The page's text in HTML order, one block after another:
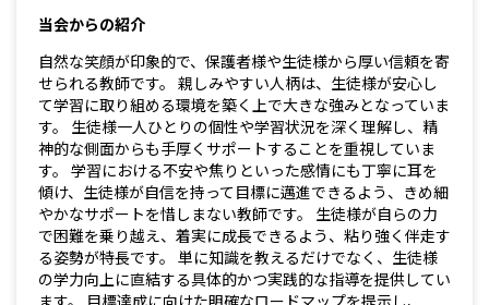
当会からの紹介
自然な笑顔が印象的で、保護者様や生徒様から厚い信頼を寄
せられる教師です。 親しみやすい人柄は、生徒様が安心し
て学習に取り組める環境を築く上で大きな強みとなっていま
す。 生徒様一人ひとりの個性や学習状況を深く理解し、精
神的な側面からも手厚くサポートすることを重視していま
す。 学習における不安や焦りといった感情にも丁寧に耳を
傾け、生徒様が自信を持って目標に邁進できるよう、きめ細
やかなサポートを惜しまない教師です。 生徒様が自らの力
で困難を乗り越え、着実に成長できるよう、粘り強く伴走す
る姿勢が特長です。 単に知識を教えるだけでなく、生徒様
の学力向上に直結する具体的かつ実践的な指導を提供してい